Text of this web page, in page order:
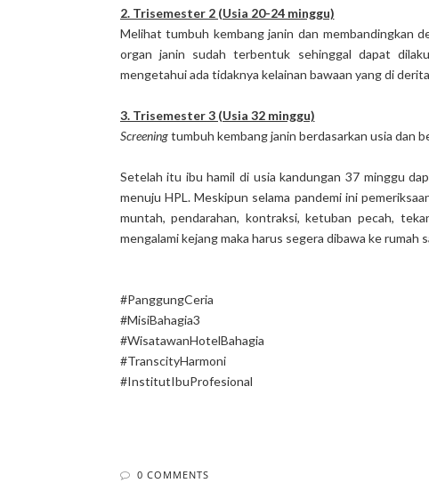
2. Trisemester 2 (Usia 20-24 minggu)
Melihat tumbuh kembang janin dan membandingkan
organ janin sudah terbentuk sehinggal dapat
mengetahui ada tidaknya kelainan bawaan yang di
3. Trisemester 3 (Usia 32 minggu)
Screeningtumbuh kembang janin berdasarkan usia dan
Setelah itu ibu hamil di usia kandungan 37 minggu
menuju HPL. Meskipun selama pandemi ini
muntah, pendarahan, kontraksi, ketuban pecah,
mengalami kejang maka harus segera dibawa ke rumah
#PanggungCeria
#MisiBahagia3
#WisatawanHotelBahagia
#TranscityHarmoni
#InstitutIbuProfesional
0 COMMENTS